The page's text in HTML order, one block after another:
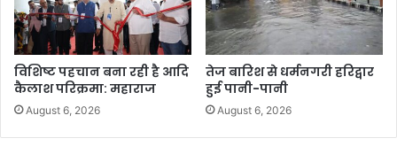
विशिष्ट पहचान बना रही है आदि
कैलाश परिक्रमा: महाराज
August 6, 2026
तेज बारिश से धर्मनगरी हरिद्वार
हुई पानी-पानी
August 6, 2026